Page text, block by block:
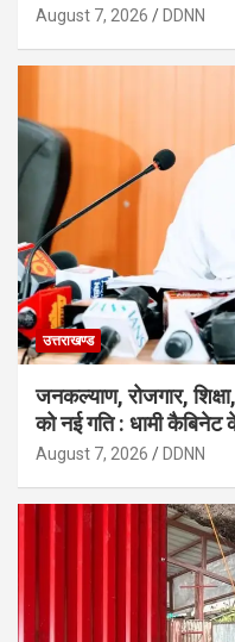
August 7, 2026 DDNN
उत्तराखण्ड
जनकल्याण, रोजगार,
को नई गति : धामी
August 7, 2026 DDNN